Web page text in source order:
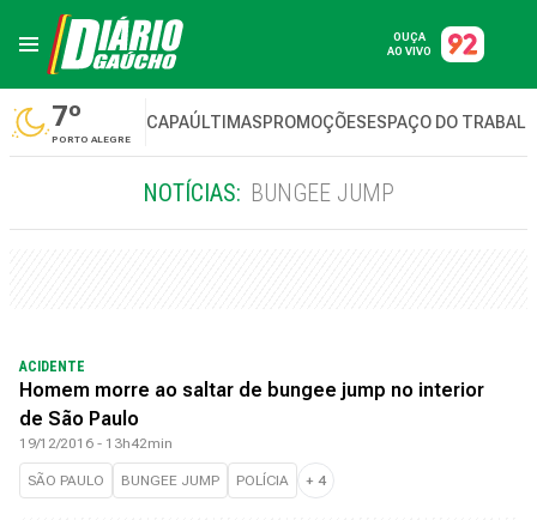
OUÇA
AO VIVO
7º
PORTO ALEGRE
CAPAÚLTIMASPROMOÇÕESESPAÇO DO
NOTÍCIAS: BUNGEE JUMP
ACIDENTE
Homem morre ao saltar de bungee jump no interior
de São Paulo
19/12/2016 - 13h42min
SÃO PAULO BUNGEE JUMP POLÍCIA + 4